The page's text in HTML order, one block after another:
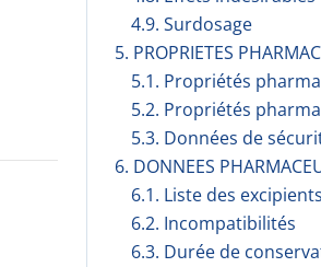
4.9. Surdosage
5. PROPRIETES
5.1. Propriétés
5.2. Propriétés
5.3. Données de
6. DONNEES
6.1. Liste des excipients
6.2. Incompati­bilités
6.3. Durée de